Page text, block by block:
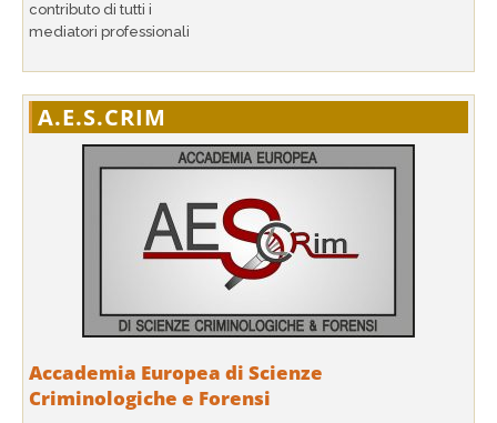
contributo di tutti i
mediatori professionali
A.E.S.CRIM
Accademia Europea di Scienze
Criminologiche e Forensi